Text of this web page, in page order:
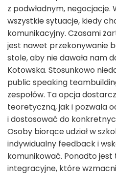
z podwładnym, negocjacje.
wszystkie sytuacje, kiedy
komunikacyjny. Czasami
jest nawet przekonywanie
stole, aby nie dawała nam
Kotowska. Stosunkowo
public speaking
zespołów. Ta opcja
teoretyczną, jak i pozwala
i dostosować do
Osoby biorące udział w
indywidualny feedback i
komunikować. Ponadto
integracyjne, które